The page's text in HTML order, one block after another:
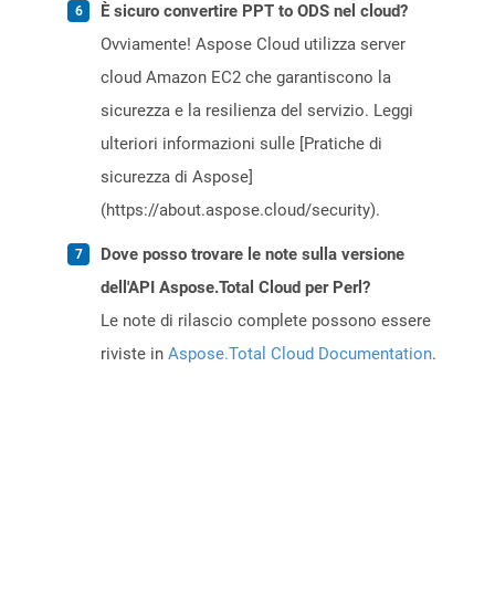
È sicuro convertire PPT to ODS nel cloud?
Ovviamente! Aspose Cloud utilizza server
cloud Amazon EC2 che garantiscono la
sicurezza e la resilienza del servizio. Leggi
ulteriori informazioni sulle [Pratiche di
sicurezza di Aspose]
(https://about.aspose.cloud/security).
Dove posso trovare le note sulla versione
dell'API Aspose.Total Cloud per Perl?
Le note di rilascio complete possono essere
riviste in Aspose.Total Cloud Documentation.